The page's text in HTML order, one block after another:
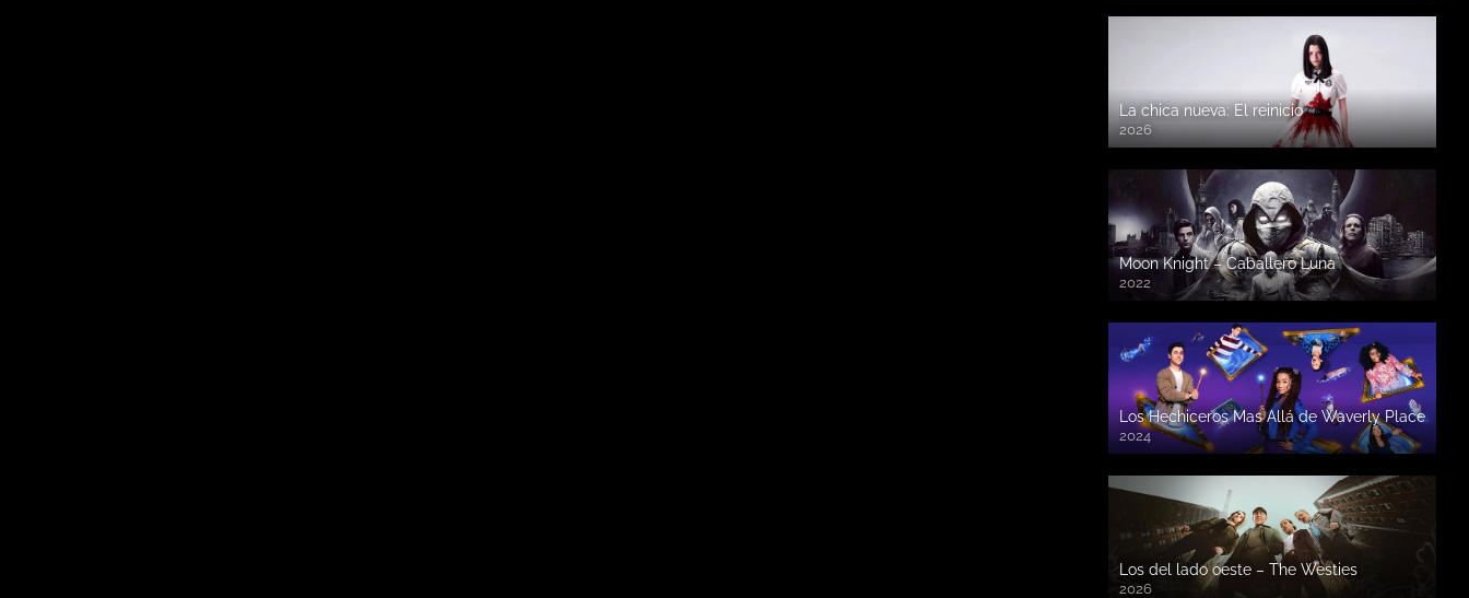
La chica nueva: El reinicio
2026
Moon Knight – Caballero Luna
2022
Los Hechiceros Mas Allá de Waverly Place
2024
Los del lado oeste – The Westies
2026